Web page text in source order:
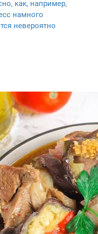
как, например,
намного
невероятно